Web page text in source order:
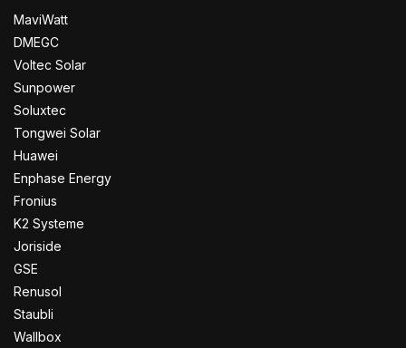
MaviWatt
DMEGC
Voltec Solar
Sunpower
Soluxtec
Tongwei Solar
Huawei
Enphase Energy
Fronius
K2 Systeme
Joriside
GSE
Renusol
Staubli
Wallbox